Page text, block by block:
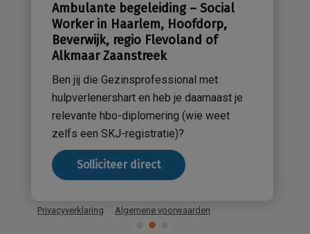
Ambulante begeleiding – Social
Worker in Haarlem, Hoofdorp,
Beverwijk, regio Flevoland of
Alkmaar Zaanstreek
Ben jij die Gezinsprofessional met
hulpverlenershart en heb je daarnaast je
relevante hbo-diplomering (wie weet
zelfs een SKJ-registratie)?
Solliciteer direct
Contact
Privacyverklaring Algemene voorwaarden